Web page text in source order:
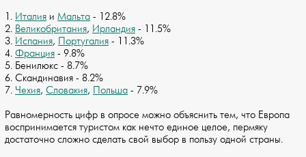
1. Италия и Мальта - 12.8%
2. Великобритания, Ирландия - 11.5%
3. Испания, Португалия - 11.3%
4. Франция - 9.8%
5. Бенилюкс - 8.7%
6. Скандинавия - 8.2%
7. Чехия, Словакия, Польша - 7.9%
Равномерность цифр в опросе можно объяснить тем, что Европа
воспринимается туристом как нечто единое целое, пермяку
достаточно сложно сделать свой выбор в пользу одной страны.